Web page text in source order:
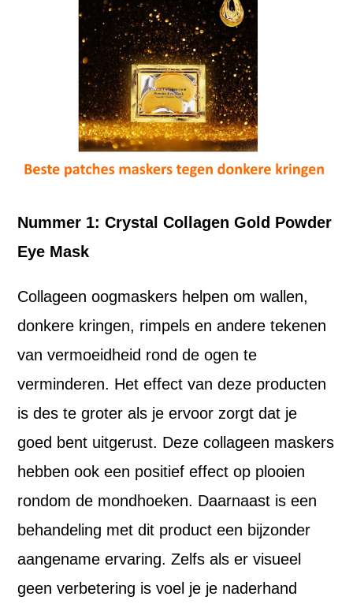
Nummer 1: Crystal Collagen Gold Powder
Eye Mask
Collageen oogmaskers helpen om wallen,
donkere kringen, rimpels en andere tekenen
van vermoeidheid rond de ogen te
verminderen. Het effect van deze producten
is des te groter als je ervoor zorgt dat je
goed bent uitgerust. Deze collageen maskers
hebben ook een positief effect op plooien
rondom de mondhoeken. Daarnaast is een
behandeling met dit product een bijzonder
aangename ervaring. Zelfs als er visueel
geen verbetering is voel je je naderhand